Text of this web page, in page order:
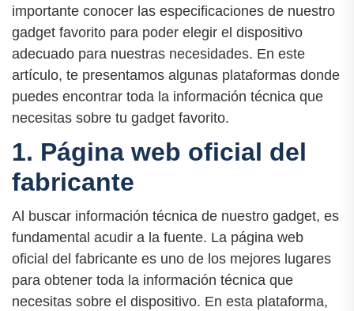
importante conocer las especificaciones de nuestro
gadget favorito para poder elegir el dispositivo
adecuado para nuestras necesidades. En este
artículo, te presentamos algunas plataformas donde
puedes encontrar toda la información técnica que
necesitas sobre tu gadget favorito.
1. Página web oficial del
fabricante
Al buscar información técnica de nuestro gadget, es
fundamental acudir a la fuente. La página web
oficial del fabricante es uno de los mejores lugares
para obtener toda la información técnica que
necesitas sobre el dispositivo. En esta plataforma,